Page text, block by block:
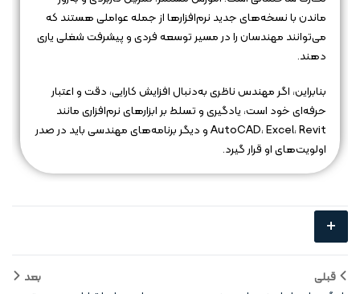
ماندن با نسخه‌های جدید نرم‌افزارها از جمله عواملی هستند که
می‌توانند مهندسان را در مسیر توسعه فردی و پیشرفت شغلی یاری
دهند.
بنابراین، اگر مهندس ناظری به‌دنبال افزایش کارایی، دقت و اعتبار
حرفه‌ای خود است، یادگیری و تسلط بر ابزارهای نرم‌افزاری مانند
AutoCAD، Excel، Revit و دیگر برنامه‌های مهندسی باید در صدر
اولویت‌های او قرار گیرد.
+
قبلی
بعد